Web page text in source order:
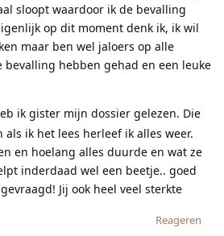
sloopt waardoor ik de bevalling
op dit moment denk ik, ik wil
maar ben wel jaloers op alle
bevalling hebben gehad en een leuke
ik gister mijn dossier gelezen. Die
als ik het lees herleef ik alles weer.
en hoelang alles duurde en wat ze
inderdaad wel een beetje.. goed
Jij ook heel veel sterkte
Reageren